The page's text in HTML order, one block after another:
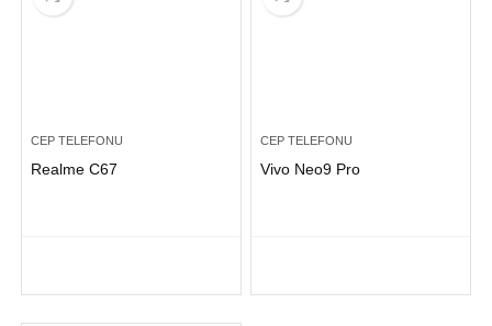
CEP TELEFONU
Realme C67
CEP TELEFONU
Vivo Neo9 Pro